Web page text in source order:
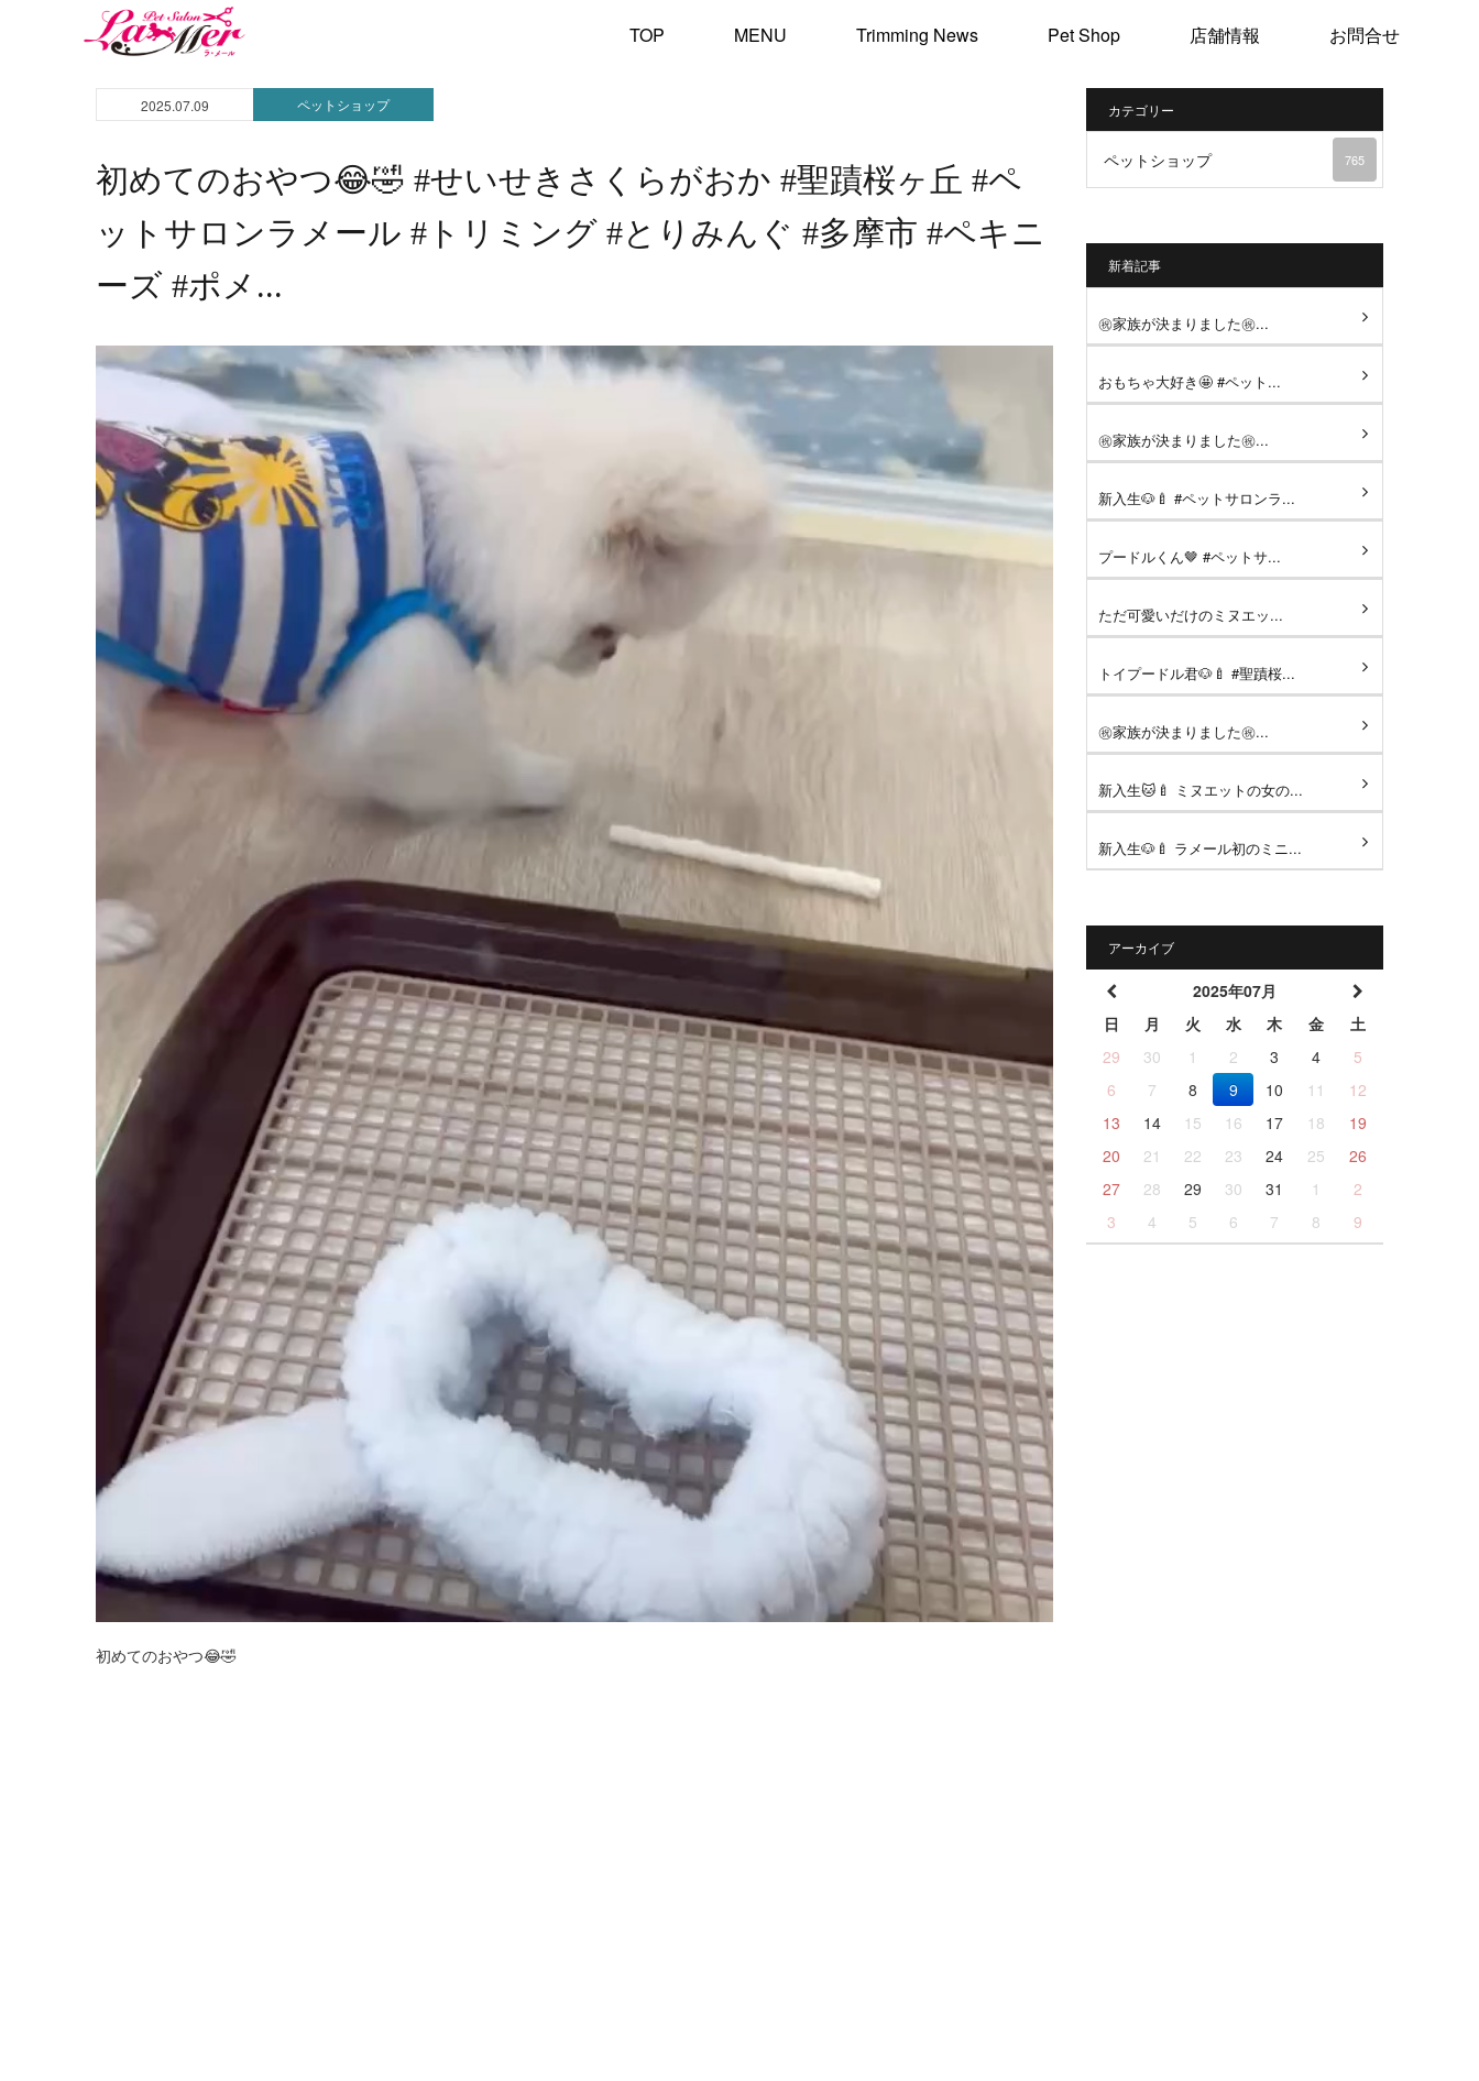
TOP MENU Trimming News Pet Shop 店舗情報 お問合せ
2025.07.09 ペットショップ
初めてのおやつ😂🤣 #せいせきさくらがおか #聖蹟桜ヶ丘 #ペ
ットサロンラメール #トリミング #とりみんぐ #多摩市 #ペキニ
ーズ #ポメ...
初めてのおやつ😂🤣
カテゴリー
ペットショップ 765
新着記事
㊗️家族が決まりました㊗️...
おもちゃ大好き🤩 #ペット...
㊗️家族が決まりました㊗️...
新入生🐶🍼 #ペットサロンラ...
プードルくん🤎 #ペットサ...
ただ可愛いだけのミヌエッ...
トイプードル君🐶🍼 #聖蹟桜...
㊗️家族が決まりました㊗️...
新入生🐱🍼 ミヌエットの女の...
新入生🐶🍼 ラメール初のミニ...
アーカイブ
2025年07月
日
月 火 水 木 金
土
29
30 1 2 3 4
5
6
7 8 9 10 11
12
13
14 15 16 17 18
19
20
21 22 23 24 25
26
27
28 29 30 31 1
2
3
4 5 6 7 8 9